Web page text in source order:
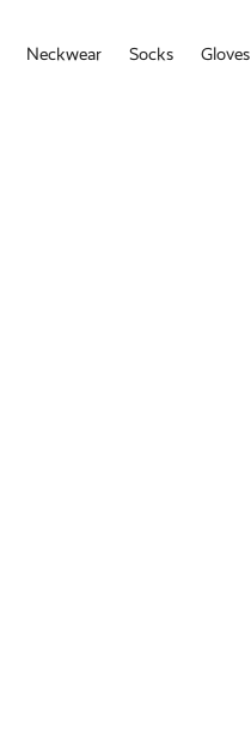
Neckwear Socks Gloves